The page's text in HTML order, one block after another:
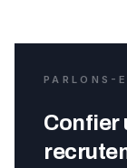
PARLONS-
Confier